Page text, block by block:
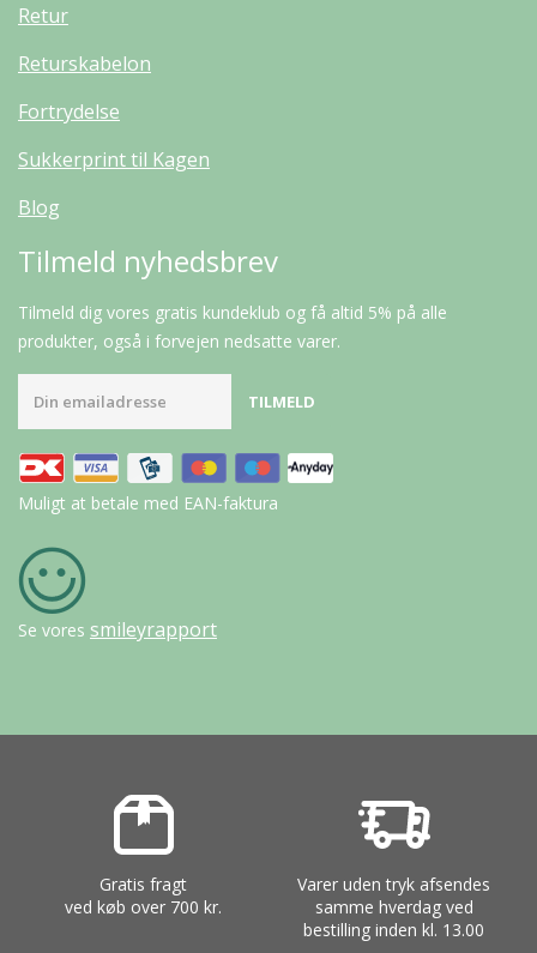
Retur
Returskabelon
Fortrydelse
Sukkerprint til Kagen
Blog
Tilmeld nyhedsbrev
Tilmeld dig vores gratis kundeklub og få altid 5% på alle
produkter, også i forvejen nedsatte varer.
Muligt at betale med EAN-faktura
Se vores smileyrapport
Gratis fragt
ved køb over 700 kr.
Varer uden tryk afsendes
samme hverdag ved
bestilling inden kl. 13.00